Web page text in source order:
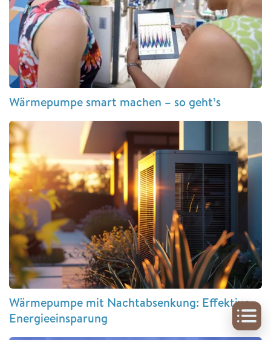
Wärmepumpe smart machen – so geht’s
Wärmepumpe mit Nachtabsenkung: Effektive
Energieeinsparung